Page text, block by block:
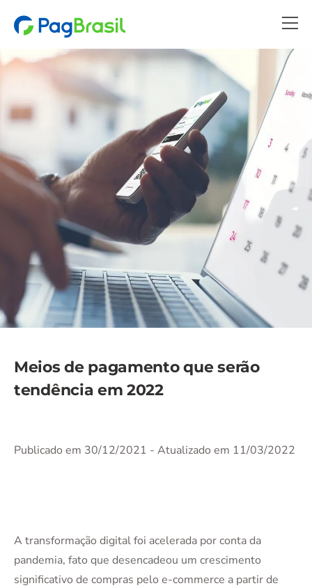
Meios de pagamento que serão
tendência em 2022
Publicado em 30/12/2021 - Atualizado em 11/03/2022
A transformação digital foi acelerada por conta da
pandemia, fato que desencadeou um crescimento
significativo de compras pelo e-commerce a partir de